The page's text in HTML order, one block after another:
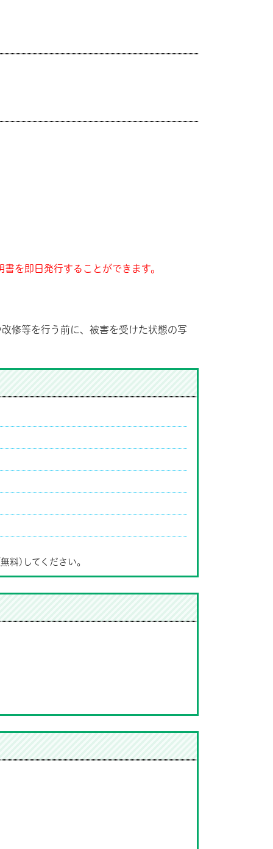
を即日発行することができます。
修等を行う前に、被害を受けた状態の写
料)してください。